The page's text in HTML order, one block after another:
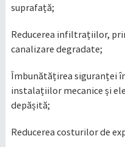
suprafață;
Reducerea infiltrațiilor,
canalizare degradate;
Îmbunătățirea siguranței
instalațiilor mecanice și
depășită;
Reducerea costurilor de